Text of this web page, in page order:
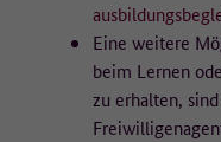
Eine weitere
beim Lernen
zu erhalten,